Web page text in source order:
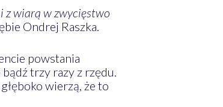
z wiarą w zwycięstwo
Ondrej Raszka.
powstania
trzy razy z rzędu.
wierzą, że to